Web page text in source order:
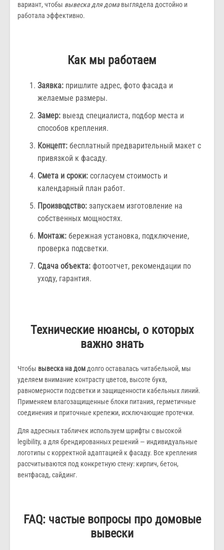
вариант, чтобы вывеска для дома выглядела достойно и
работала эффективно.
Как мы работаем
Заявка: пришлите адрес, фото фасада и
желаемые размеры.
Замер: выезд специалиста, подбор места и
способов крепления.
Концепт: бесплатный предварительный макет с
привязкой к фасаду.
Смета и сроки: согласуем стоимость и
календарный план работ.
Производство: запускаем изготовление на
собственных мощностях.
Монтаж: бережная установка, подключение,
проверка подсветки.
Сдача объекта: фотоотчет, рекомендации по
уходу, гарантия.
Технические нюансы, о которых
важно знать
Чтобы вывеска на домдолго оставалась читабельной, мы
уделяем внимание контрасту цветов, высоте букв,
равномерности подсветки и защищенности кабельных линий.
Применяем влагозащищенные блоки питания, герметичные
соединения и приточные крепежи, исключающие протечки.
Для адресных табличек используем шрифты с высокой
legibility, а для брендированных решений — индивидуальные
логотипы с корректной адаптацией к фасаду. Все крепления
рассчитываются под конкретную стену: кирпич, бетон,
вентфасад, сайдинг.
FAQ: частые вопросы про домовые
вывески